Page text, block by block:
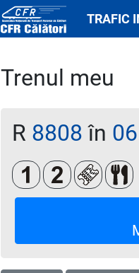
TRAFIC
Trenul meu
R 8808 în
Clasa 1Clasa a 2-a
Loc